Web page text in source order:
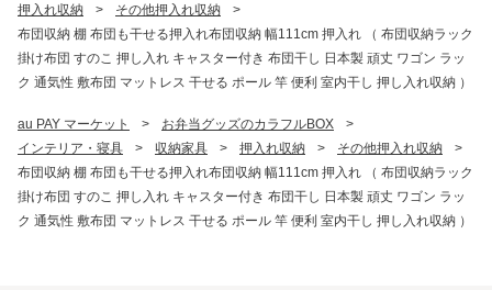
押入れ収納
> その他押入れ収納
>
布団収納 棚 布団も干せる押入れ布団収納 幅111cm 押入れ （ 布団収納ラック
掛け布団 すのこ 押し入れ キャスター付き 布団干し 日本製 頑丈 ワゴン ラッ
ク 通気性 敷布団 マットレス 干せる ポール 竿 便利 室内干し 押し入れ収納 ）
au PAY マーケット > お弁当グッズのカラフルBOX
>
インテリア・寝具
> 収納家具 > 押入れ収納 > その他押入れ収納
>
布団収納 棚 布団も干せる押入れ布団収納 幅111cm 押入れ （ 布団収納ラック
掛け布団 すのこ 押し入れ キャスター付き 布団干し 日本製 頑丈 ワゴン ラッ
ク 通気性 敷布団 マットレス 干せる ポール 竿 便利 室内干し 押し入れ収納 ）